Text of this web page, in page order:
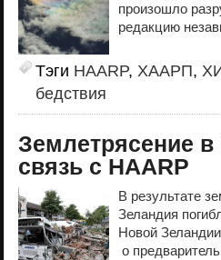
произошло
редакцию
Тэги HAARP, ХААРП,
бедствия
Землетрясение
связь с HAARP
В результате
Зеландия
Новой
о